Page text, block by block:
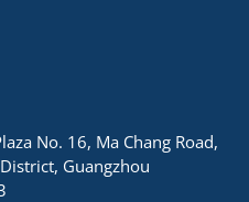
No. 16, Ma Chang Road,
Guangzhou